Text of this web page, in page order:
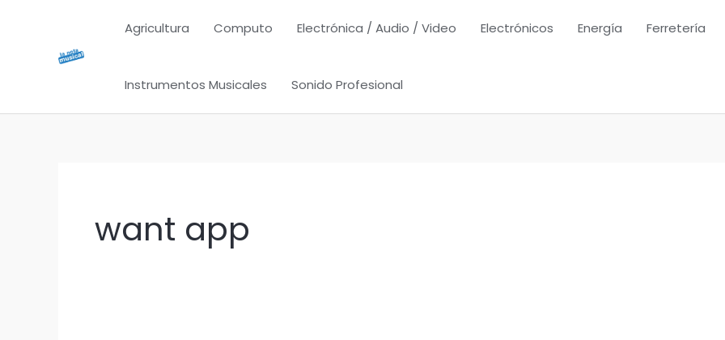
contenido
Agricultura Computo Electrónica / Audio / Video Electrónicos Energía Ferretería
Instrumentos Musicales Sonido Profesional
want app